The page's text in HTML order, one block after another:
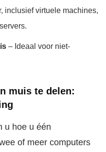
inclusief virtuele machines,
– Ideaal voor niet-
muis te delen:
u hoe u één
of meer computers